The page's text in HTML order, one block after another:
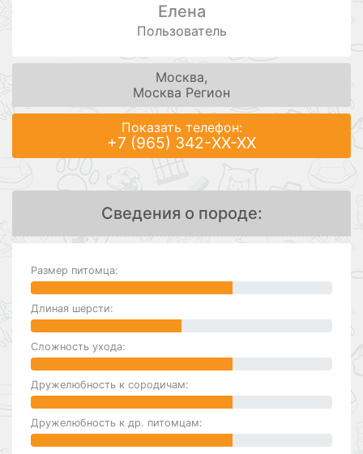
Елена
Пользователь
Москва,
Москва Регион
Показать телефон:
+7 (965) 342-XX-XX
Сведения о породе:
Размер питомца:
Длиная шерсти:
Сложность ухода:
Дружелюбность к сородичам:
Дружелюбность к др. питомцам: